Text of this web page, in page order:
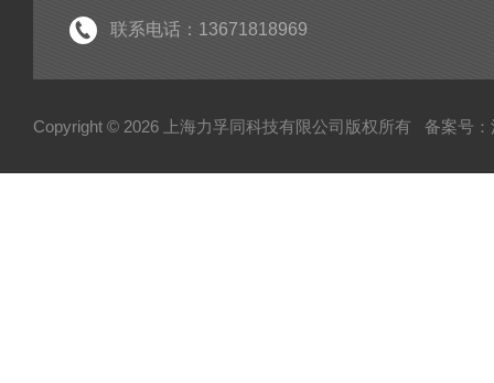
联系电话：13671818969
Copyright © 2026 上海力孚同科技有限公司版权所有 备案号：